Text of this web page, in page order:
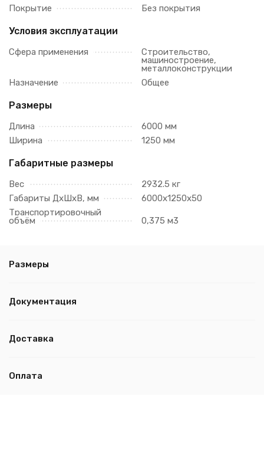
Покрытие
Без покрытия
Условия эксплуатации
Сфера применения Строительство,
машиностроение,
металлоконструкции
Назначение
Общее
Размеры
Длина
6000 мм
Ширина
1250 мм
Габаритные размеры
Вес
2932.5 кг
Габариты ДхШхВ, мм
6000х1250х50
Транспортировочный
объём 0,375 м3
Размеры
Документация
Доставка
Оплата